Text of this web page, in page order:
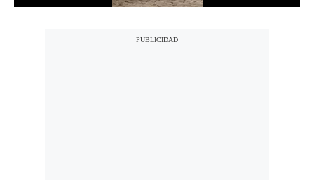
Videos